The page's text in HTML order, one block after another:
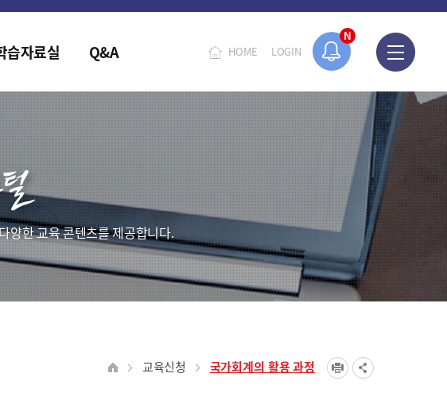
N
HOME LOGIN
습자료실 Q&A
양한 교육 콘텐츠를 제공합니다.
교육신청 국가회계의 활용 과정